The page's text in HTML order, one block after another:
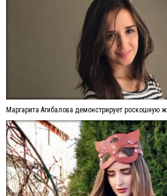
Маргарита Агибалова демонстрирует роскошную